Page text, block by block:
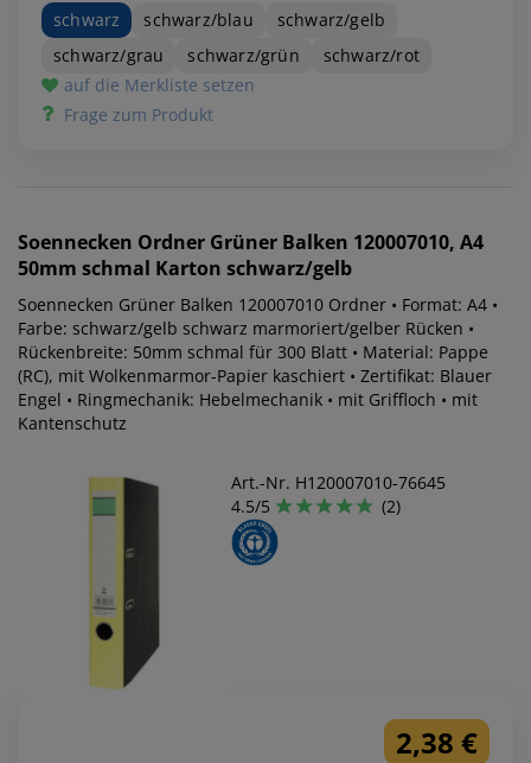
schwarz
schwarz/blau
schwarz/gelb
schwarz/grau
schwarz/grün
schwarz/rot
auf die Merkliste setzen
Frage zum Produkt
Soennecken Ordner Grüner Balken 120007010, A4
50mm schmal Karton schwarz/gelb
Soennecken Grüner Balken 120007010 Ordner • Format: A4 •
Farbe: schwarz/gelb schwarz marmoriert/gelber Rücken •
Rückenbreite: 50mm schmal für 300 Blatt • Material: Pappe
(RC), mit Wolkenmarmor-Papier kaschiert • Zertifikat: Blauer
Engel • Ringmechanik: Hebelmechanik • mit Griffloch • mit
Kantenschutz
Art.-Nr. H120007010-76645
4.5/5
(2)
2,38 €